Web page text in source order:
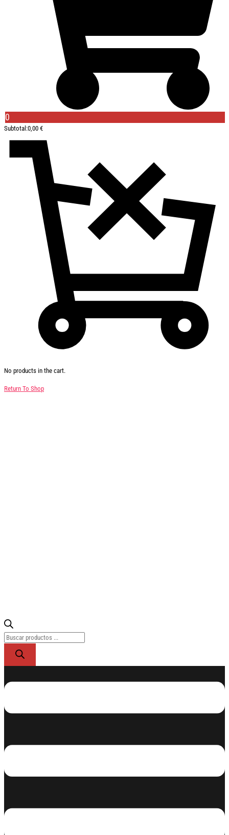
0
Subtotal:0,00 €
No products in the cart.
Return To Shop